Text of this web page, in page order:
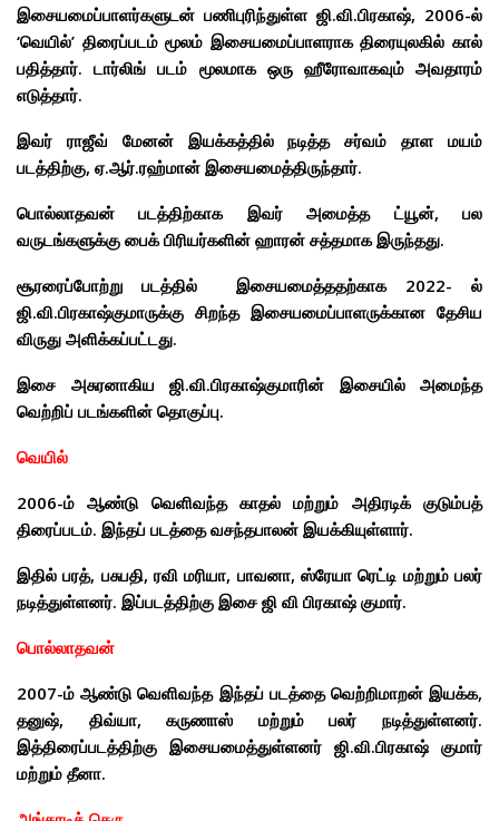
இசையமைப்பாளர்களுடன் பணிபுரிந்துள்ள ஜி.வி.பிரகாஷ், 2006-ல்
‘வெயில்’ திரைப்படம் மூலம் இசையமைப்பாளராக திரையுலகில் கால்
பதித்தார். டார்லிங் படம் மூலமாக ஒரு ஹீரோவாகவும் அவதாரம்
எடுத்தார்.
இவர் ராஜீவ் மேனன் இயக்கத்தில் நடித்த சர்வம் தாள மயம்
படத்திற்கு, ஏ.ஆர்.ரஹ்மான் இசையமைத்திருந்தார்.
பொல்லாதவன் படத்திற்காக இவர் அமைத்த ட்யூன், பல
வருடங்களுக்கு பைக் பிரியர்களின் ஹாரன் சத்தமாக இருந்தது.
சூரரைப்போற்று படத்தில் இசையமைத்ததற்காக 2022- ல்
ஜி.வி.பிரகாஷ்குமாருக்கு சிறந்த இசையமைப்பாளருக்கான தேசிய
விருது அளிக்கப்பட்டது.
இசை அசுரனாகிய ஜி.வி.பிரகாஷ்குமாரின் இசையில் அமைந்த
வெற்றிப் படங்களின் தொகுப்பு.
வெயில்
2006-ம் ஆண்டு வெளிவந்த காதல் மற்றும் அதிரடிக் குடும்பத்
திரைப்படம். இந்தப் படத்தை வசந்தபாலன் இயக்கியுள்ளார்.
இதில் பரத், பசுபதி, ரவி மரியா, பாவனா, ஸ்ரேயா ரெட்டி மற்றும் பலர்
நடித்துள்ளனர். இப்படத்திற்கு இசை ஜி வி பிரகாஷ் குமார்.
பொல்லாதவன்
2007-ம் ஆண்டு வெளிவந்த இந்தப் படத்தை வெற்றிமாறன் இயக்க,
தனுஷ், திவ்யா, கருணாஸ் மற்றும் பலர் நடித்துள்ளனர்.
இத்திரைப்படத்திற்கு இசையமைத்துள்ளனர் ஜி.வி.பிரகாஷ் குமார்
மற்றும் தீனா.